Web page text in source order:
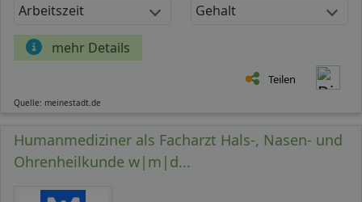
Arbeitszeit Gehalt
mehr Details
Teilen
Quelle: meinestadt.de
Humanmediziner als Facharzt Hals-, Nasen- und
Ohrenheilkunde w|m|d...